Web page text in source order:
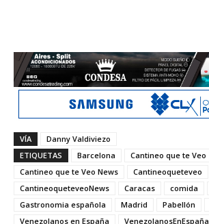
VÍA
Danny Valdiviezo
ETIQUETAS
Barcelona
Cantineo que te Veo
Cantineo que te Veo News
Cantineoqueteveo
CantineoqueteveoNews
Caracas comida
Gastronomia española
Madrid Pabellón
Venezolanos en España
VenezolanosEnEspaña